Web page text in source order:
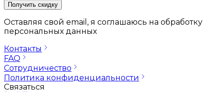
Получить скидку
Оставляя свой email, я соглашаюсь на обработку
персональных данных
Контакты
FAQ
Сотрудничество
Политика конфиденциальности
Связаться